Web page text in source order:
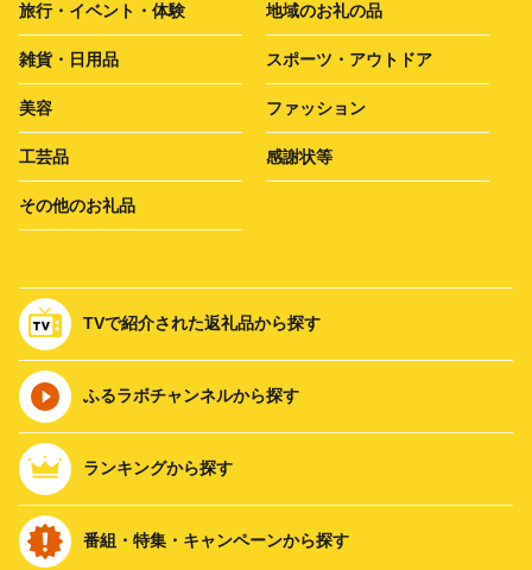
旅行・イベント・体験 地域のお礼の品
雑貨・日用品 スポーツ・アウトドア
美容 ファッション
工芸品 感謝状等
その他のお礼品
TVで紹介された返礼品から探す
ふるラボチャンネルから探す
ランキングから探す
番組・特集・キャンペーンから探す